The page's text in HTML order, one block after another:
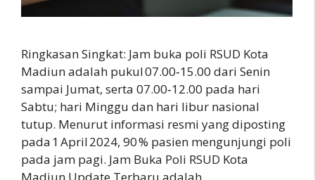
Ringkasan Singkat: Jam buka poli RSUD Kota
Madiun adalah pukul 07.00‑15.00 dari Senin
sampai Jumat, serta 07.00‑12.00 pada hari
Sabtu; hari Minggu dan hari libur nasional
tutup. Menurut informasi resmi yang diposting
pada 1 April 2024, 90 % pasien mengunjungi poli
pada jam pagi. Jam Buka Poli RSUD Kota
Madiun Update Terbaru adalah